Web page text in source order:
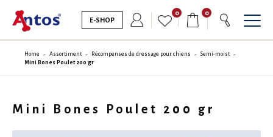
E-SHOP
0 0
Home Assortiment Récompenses de dressage pour chiens
Semi-moist
Mini Bones Poulet 200 gr
Mini Bones Poulet 200 gr